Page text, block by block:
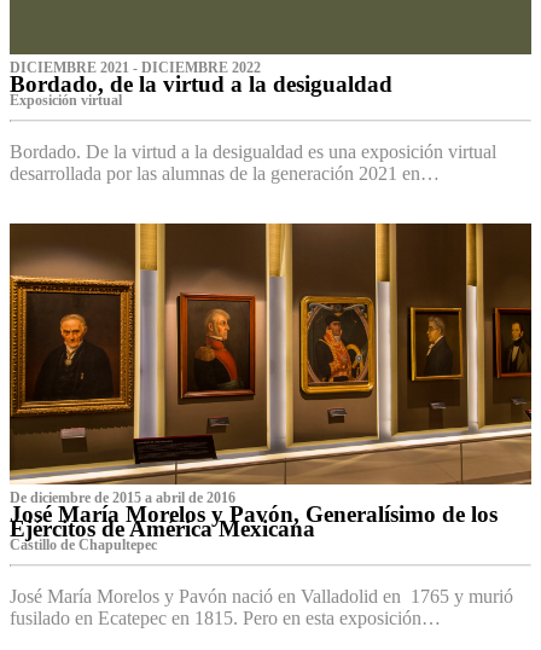
DICIEMBRE 2021 - DICIEMBRE 2022
Bordado, de la virtud a la desigualdad
Exposición virtual‌
Bordado. De la virtud a la desigualdad es una exposición virtual
desarrollada por las alumnas de la generación 2021 en…
De diciembre de 2015 a abril de 2016
José María Morelos y Pavón, Generalísimo de los
Ejércitos de América Mexicana
C‌astillo de Chapultepec
José María Morelos y Pavón nació en Valladolid en 1765 y murió
fusilado en Ecatepec en 1815. Pero en esta exposición…